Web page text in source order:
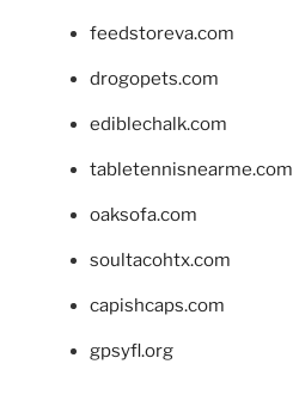
feedstoreva.com
drogopets.com
ediblechalk.com
tabletennisnearme.com
oaksofa.com
soultacohtx.com
capishcaps.com
gpsyfl.org